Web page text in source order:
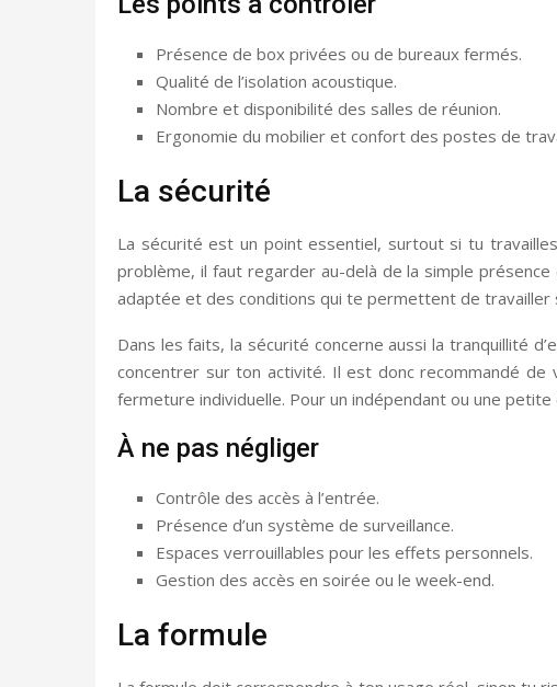
Présence de box privées ou de bureaux fermés.
Qualité de l’isolation acoustique.
Nombre et disponibilité des salles de réunion.
Ergonomie du mobilier et confort des postes de
La sécurité
La sécurité est un point essentiel, surtout si tu
problème, il faut regarder au-delà de la simple
adaptée et des conditions qui te permettent de travailler
Dans les faits, la sécurité concerne aussi la tranquillité
concentrer sur ton activité. Il est donc recommandé de
fermeture individuelle. Pour un indépendant ou une
À ne pas négliger
Contrôle des accès à l’entrée.
Présence d’un système de surveillance.
Espaces verrouillables pour les effets personnels.
Gestion des accès en soirée ou le week-end.
La formule